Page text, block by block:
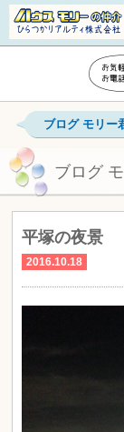
ブログ モリー
ブログ
平塚の夜景
2016.10.18